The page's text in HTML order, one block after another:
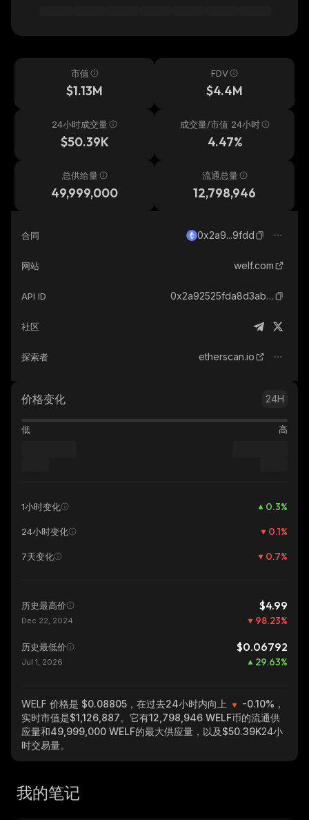
市值
$1.13M
FDV
$4.4M
24小时成交量
$50.39K
成交量/市值 24小时
4.47%
总供给量
49,999,000
流通总量
12,798,946
合同 0x2a9...9fdd
网站 welf.com
API ID 0x2a92525fda8d3ab481f8e2a913b64b64bd1c9fdd_ethereum
社区
探索者 etherscan.io
价格变化 24H
低 高
1小时变化 0.3%
24小时变化 0.1%
7天变化 0.7%
历史最高价 $4.99
Dec 22, 2024 98.23%
历史最低价 $0.06792
Jul 1, 2026 29.63%
WELF 价格是 $0.08805，在过去24小时内向上 -0.10% ，
实时市值是$1,126,887。它有12,798,946 WELF币的流通供
应量和49,999,000 WELF的最大供应量，以及$50.39K24小
时交易量。
我的笔记